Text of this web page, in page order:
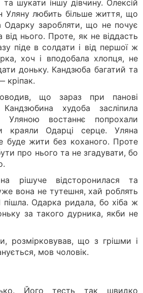
та шукати іншу дівчину. Олексій
любить більше життя, що
Одарку заробляти, що не почує
від нього. Проте, як не віддасть
піде в солдати і від першої ж
хоч і вподобала хлопця, не
доньку. Кандзюба багатий та
кріпак.
що зараз при панові
худоба засліпила
Уляною востаннє попрохали
краяли Одарці серце. Уляна
буде жити без коханого. Проте
про нього та не згадувати, бо
рішуче відсторонилася та
вона не тутешня, хай роблять
Одарка ридала, бо хіба ж
за такого дурника, якби не
розмірковував, що з грішми і
мов чоловік.
Його тесть так швидко